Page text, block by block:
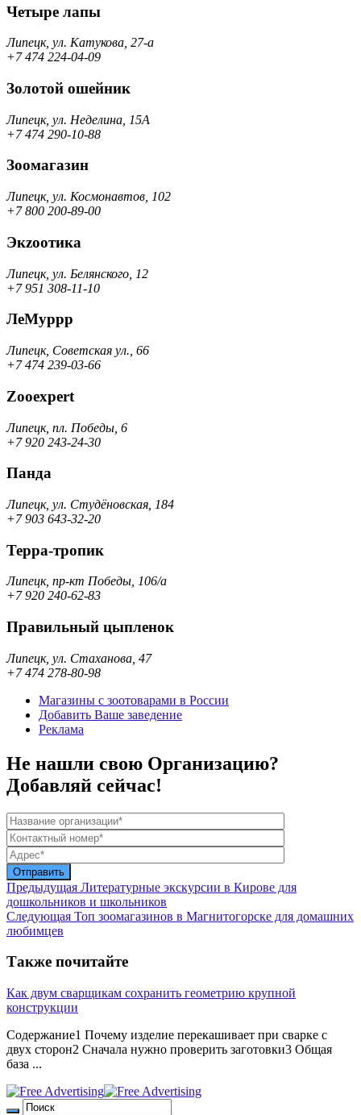
Четыре лапы
Липецк, ул. Катукова, 27-а
+7 474 224-04-09
Золотой ошейник
Липецк, ул. Неделина, 15А
+7 474 290-10-88
Зоомагазин
Липецк, ул. Космонавтов, 102
+7 800 200-89-00
Экzooтика
Липецк, ул. Белянского, 12
+7 951 308-11-10
ЛеМуррр
Липецк, Советская ул., 66
+7 474 239-03-66
Zooexpert
Липецк, пл. Победы, 6
+7 920 243-24-30
Панда
Липецк, ул. Студёновская, 184
+7 903 643-32-20
Терра-тропик
Липецк, пр-кт Победы, 106/a
+7 920 240-62-83
Правильный цыпленок
Липецк, ул. Стаханова, 47
+7 474 278-80-98
Магазины с зоотоварами в России
Добавить Ваше заведение
Реклама
Не нашли свою Организацию?
Добавляй сейчас!
Предыдущая Литературные экскурсии в Кирове для
дошкольников и школьников
Следующая Топ зоомагазинов в Магнитогорске для домашних
любимцев
Также почитайте
Как двум сварщикам сохранить геометрию крупной
конструкции
Содержание1 Почему изделие перекашивает при сварке с
двух сторон2 Сначала нужно проверить заготовки3 Общая
база ...